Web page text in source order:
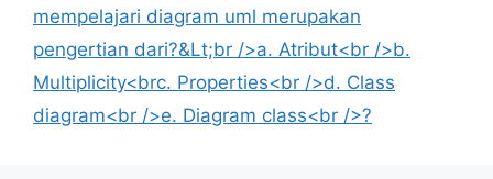
mempelajari diagram uml merupakan
pengertian dari?&Lt;br />a. Atribut<br />b.
Multiplicity<brc. Properties<br />d. Class
diagram<br />e. Diagram class<br />?